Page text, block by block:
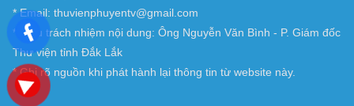
* Email: thuvienphuyentv@gmail.com
* Chịu trách nhiệm nội dung: Ông Nguyễn Văn Bình - P. Giám đốc
Thư viện tỉnh Đắk Lắk
* Ghi rõ nguồn khi phát hành lại thông tin từ website này.